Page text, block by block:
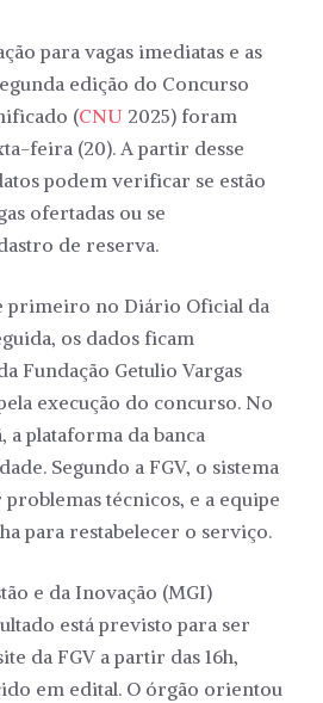
para vagas imediatas e as
edição do Concurso
(CNU 2025) foram
feira (20). A partir desse
podem verificar se estão
ofertadas ou se
de reserva.
primeiro no Diário Oficial da
os dados ficam
Fundação Getulio Vargas
execução do concurso. No
a plataforma da banca
Segundo a FGV, o sistema
técnicos, e a equipe
para restabelecer o serviço.
e da Inovação (MGI)
está previsto para ser
da FGV a partir das 16h,
em edital. O órgão orientou